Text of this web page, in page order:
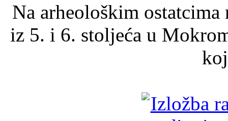
Na arheološkim
iz 5. i 6. stoljeća u